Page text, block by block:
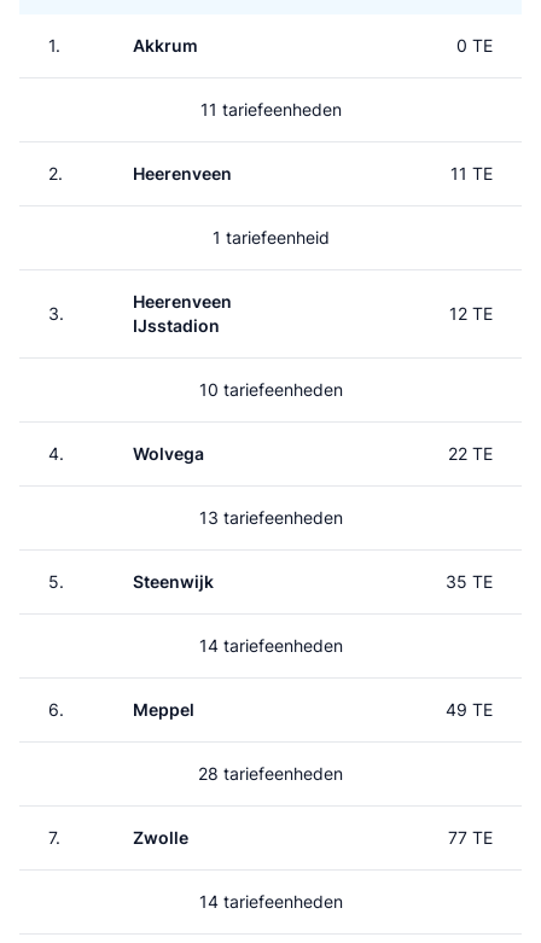
1. Akkrum 0 TE
11 tariefeenheden
2. Heerenveen 11 TE
1 tariefeenheid
3.
Heerenveen
IJsstadion
12 TE
10 tariefeenheden
4. Wolvega 22 TE
13 tariefeenheden
5. Steenwijk 35 TE
14 tariefeenheden
6. Meppel 49 TE
28 tariefeenheden
7. Zwolle 77 TE
14 tariefeenheden